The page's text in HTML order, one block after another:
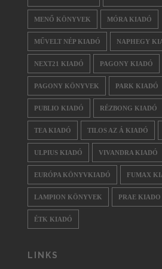
MENŐ KÖNYVEK MÓRA KIADÓ
MŰVELT NÉP KIADÓ NAPHEGY
NEXT21 KIADÓ PAGONY KIADÓ
PAGONY KÖNYVEK PARK KIADÓ
PUBLIO KIADÓ RÉZBONG KIADÓ
TEA KIADÓ TILOS AZ Á KIADÓ
ULPIUS KIADÓ VIVANDRA KIADÓ
EURÓPA KÖNYVKIADÓ FUMAX
LAMPION KÖNYVEK PRAE KIADO
ÉTK KIADÓ
LINKS